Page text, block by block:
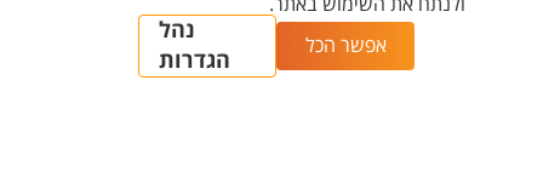
נגישות
מדיניות
מדיניות עריכת
תוכן